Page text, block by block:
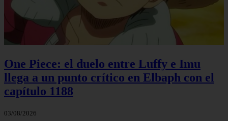
One Piece: el duelo entre Luffy e Imu
llega a un punto crítico en Elbaph con el
capítulo 1188
03/08/2026